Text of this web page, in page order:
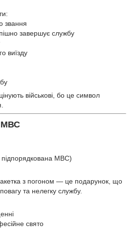
звання
завершує службу
виїзду
військові, бо це символ
МВС
підпорядкована МВС)
з погоном — це подарунок, що
та нелегку службу.
свято